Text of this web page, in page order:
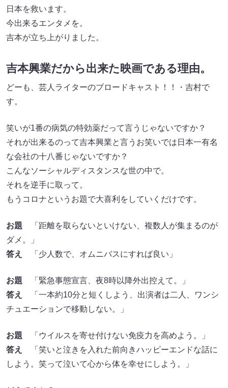
日本を救います。
今出来るエンタメを。
吉本が立ち上がりました。
吉本興業だから出来た映画である理由。
どーも、芸人ライターのブロードキャスト！！・吉村で
す。
笑いが1番の病気の特効薬だって言うじゃないですか？
それが出来るのって吉本興業と言うお笑いでは日本一有名
な会社の十八番じゃないですか？
こんなソーシャルディスタンスな世の中で。
それを逆手に取って。
もうコロナというお題で大喜利をしていくだけです。
お題 「距離を取らないといけない、複数人が集まるのが
ダメ。」
答え
「少人数で、オムニバスにすれば良い」
お題 「緊急事態宣言、夜8時以降外出控えて。」
答え
「一本約10分と短くしよう、出演者は二人、ワンシ
チュエーションで移動しない。」
お題 「ウイルスを寄せ付けない免疫力を高めよう。」
答え
「笑いと泣きを入れた前向きハッピーエンドな話に
しよう。笑って泣いて心から体を幸せにしよう。」